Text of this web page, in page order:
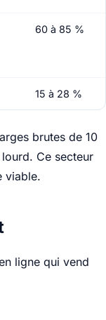
60 à 85 %
15 à 28 %
brutes de 10
Ce secteur
viable.
ligne qui vend